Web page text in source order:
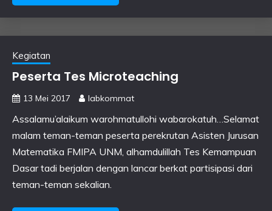
Kegiatan
Peserta Tes Microteaching
13 Mei 2017 labkommat
Assalamu’alaikum warohmatullohi wabarokatuh…Selamat
malam teman-teman peserta perekrutan Asisten Jurusan
Matematika FMIPA UNM, alhamdulillah Tes Kemampuan
Dasar tadi berjalan dengan lancar berkat partisipasi dari
teman-teman sekalian.